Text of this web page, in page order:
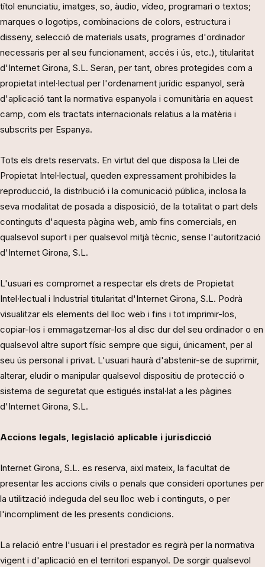
títol enunciatiu, imatges, so, àudio, vídeo, programari o textos;
marques o logotips, combinacions de colors, estructura i
disseny, selecció de materials usats, programes d'ordinador
necessaris per al seu funcionament, accés i ús, etc.), titularitat
d'Internet Girona, S.L. Seran, per tant, obres protegides com a
propietat intel·lectual per l'ordenament jurídic espanyol, serà
d'aplicació tant la normativa espanyola i comunitària en aquest
camp, com els tractats internacionals relatius a la matèria i
subscrits per Espanya.
Tots els drets reservats. En virtut del que disposa la Llei de
Propietat Intel·lectual, queden expressament prohibides la
reproducció, la distribució i la comunicació pública, inclosa la
seva modalitat de posada a disposició, de la totalitat o part dels
continguts d'aquesta pàgina web, amb fins comercials, en
qualsevol suport i per qualsevol mitjà tècnic, sense l'autorització
d'Internet Girona, S.L.
L'usuari es compromet a respectar els drets de Propietat
Intel·lectual i Industrial titularitat d'Internet Girona, S.L. Podrà
visualitzar els elements del lloc web i fins i tot imprimir-los,
copiar-los i emmagatzemar-los al disc dur del seu ordinador o en
qualsevol altre suport físic sempre que sigui, únicament, per al
seu ús personal i privat. L'usuari haurà d'abstenir-se de suprimir,
alterar, eludir o manipular qualsevol dispositiu de protecció o
sistema de seguretat que estigués instal·lat a les pàgines
d'Internet Girona, S.L.
Accions legals, legislació aplicable i jurisdicció
Internet Girona, S.L. es reserva, així mateix, la facultat de
presentar les accions civils o penals que consideri oportunes per
la utilització indeguda del seu lloc web i continguts, o per
l'incompliment de les presents condicions.
La relació entre l'usuari i el prestador es regirà per la normativa
vigent i d'aplicació en el territori espanyol. De sorgir qualsevol